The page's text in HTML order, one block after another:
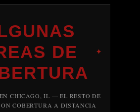
DE
✦
CHICAGO, IL — EL RESTO DE
COBERTURA A DISTANCIA